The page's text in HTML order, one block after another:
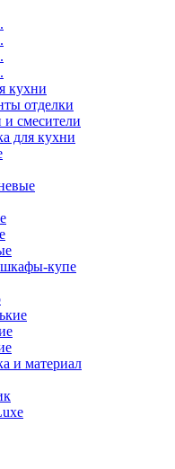
кухни
отделки
смесители
для кухни
купе
и материал